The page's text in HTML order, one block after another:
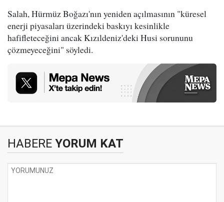
Salah, Hürmüz Boğazı'nın yeniden açılmasının "küresel
enerji piyasaları üzerindeki baskıyı kesinlikle
hafifleteceğini ancak Kızıldeniz'deki Husi sorununu
çözmeyeceğini" söyledi.
HABERE YORUM KAT